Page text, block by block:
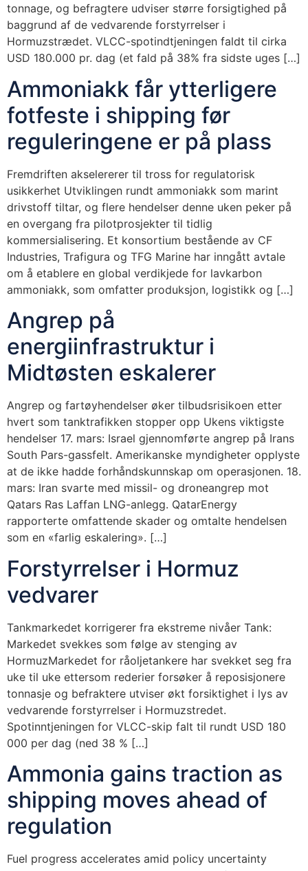
tonnage, og befragtere udviser større forsigtighed på
baggrund af de vedvarende forstyrrelser i
Hormuzstrædet. VLCC-spotindtjeningen faldt til cirka
USD 180.000 pr. dag (et fald på 38% fra sidste uges […]
Ammoniakk får ytterligere
fotfeste i shipping før
reguleringene er på plass
Fremdriften akselererer til tross for regulatorisk
usikkerhet Utviklingen rundt ammoniakk som marint
drivstoff tiltar, og flere hendelser denne uken peker på
en overgang fra pilotprosjekter til tidlig
kommersialisering. Et konsortium bestående av CF
Industries, Trafigura og TFG Marine har inngått avtale
om å etablere en global verdikjede for lavkarbon
ammoniakk, som omfatter produksjon, logistikk og […]
Angrep på
energiinfrastruktur i
Midtøsten eskalerer
Angrep og fartøyhendelser øker tilbudsrisikoen etter
hvert som tanktrafikken stopper opp Ukens viktigste
hendelser 17. mars: Israel gjennomførte angrep på Irans
South Pars-gassfelt. Amerikanske myndigheter opplyste
at de ikke hadde forhåndskunnskap om operasjonen. 18.
mars: Iran svarte med missil- og droneangrep mot
Qatars Ras Laffan LNG-anlegg. QatarEnergy
rapporterte omfattende skader og omtalte hendelsen
som en «farlig eskalering». […]
Forstyrrelser i Hormuz
vedvarer
Tankmarkedet korrigerer fra ekstreme nivåer Tank:
Markedet svekkes som følge av stenging av
HormuzMarkedet for råoljetankere har svekket seg fra
uke til uke ettersom rederier forsøker å reposisjonere
tonnasje og befraktere utviser økt forsiktighet i lys av
vedvarende forstyrrelser i Hormuzstredet.
Spotinntjeningen for VLCC-skip falt til rundt USD 180
000 per dag (ned 38 % […]
Ammonia gains traction as
shipping moves ahead of
regulation
Fuel progress accelerates amid policy uncertainty